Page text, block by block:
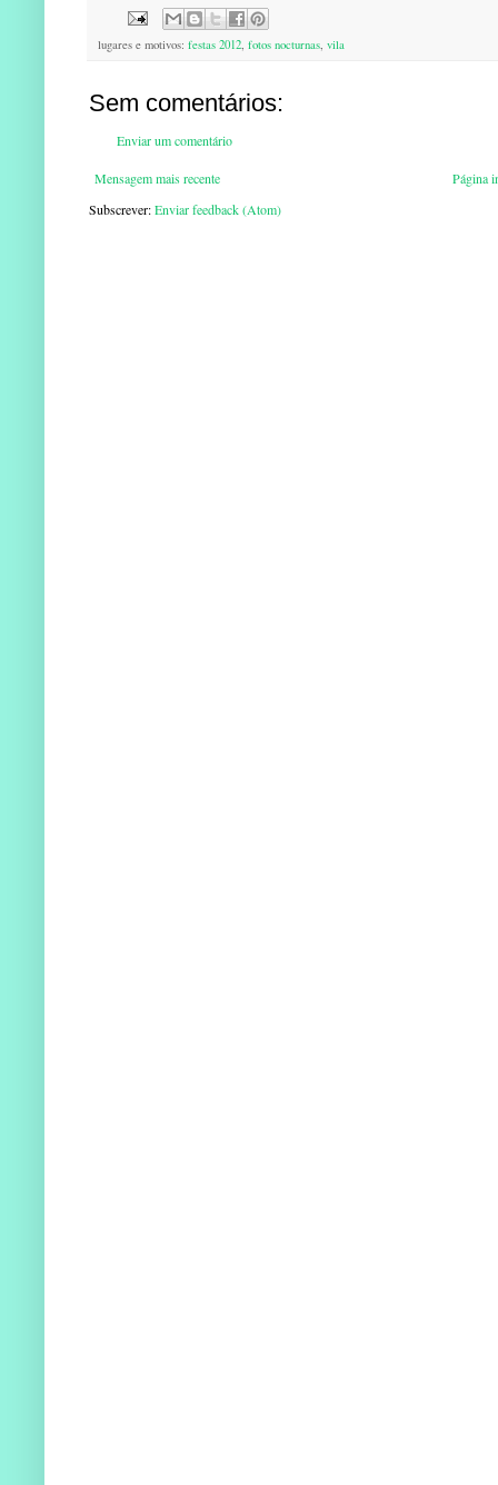
lugares e motivos: festas 2012, fotos nocturnas, vila
Sem comentários:
Enviar um comentário
Mensagem mais recente
Página
Subscrever:Enviar feedback (Atom)